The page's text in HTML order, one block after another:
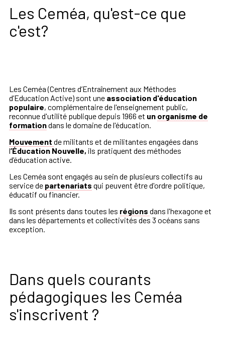
Les Ceméa, qu'est-ce que
c'est?
Les Ceméa (Centres d’Entraînement aux Méthodes
d’Education Active) sont une association d'éducation
populaire, complémentaire de l'enseignement public,
reconnue d'utilité publique depuis 1966 et un organisme de
formationdans le domaine de l'éducation.
Mouvement de militants et de militantes engagées dans
l’Éducation Nouvelle, ils pratiquent des méthodes
d’éducation active.
Les Ceméa sont engagés au sein de plusieurs collectifs au
service de partenariats qui peuvent être d'ordre politique,
éducatif ou financier.
Ils sont présents dans toutes les régions dans l'hexagone et
dans les départements et collectivités des 3 océans sans
exception.
Dans quels courants
pédagogiques les Ceméa
s'inscrivent ?